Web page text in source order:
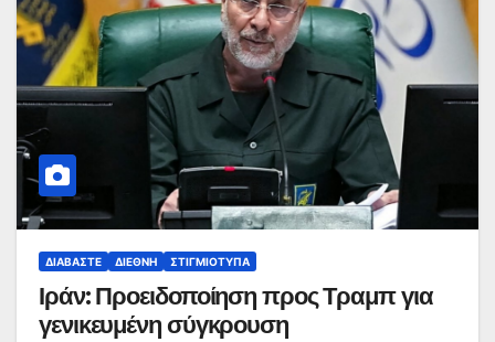
ΔΙΑΒΆΣΤΕ ΔΙΕΘΝΉ ΣΤΙΓΜΙΌΤΥΠΑ
Ιράν: Προειδοποίηση προς Τραμπ για
γενικευμένη σύγκρουση